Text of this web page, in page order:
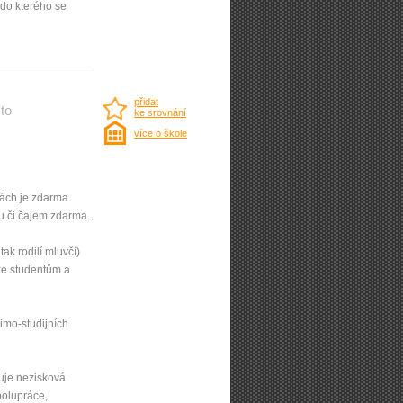
kterého se
přidat
ke srovnání
více o škole
je zdarma
či čajem zdarma.
rodilí mluvčí)
studentům a
studijních
nezisková